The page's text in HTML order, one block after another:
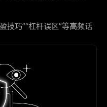
技巧”“杠杆误区”等高频话